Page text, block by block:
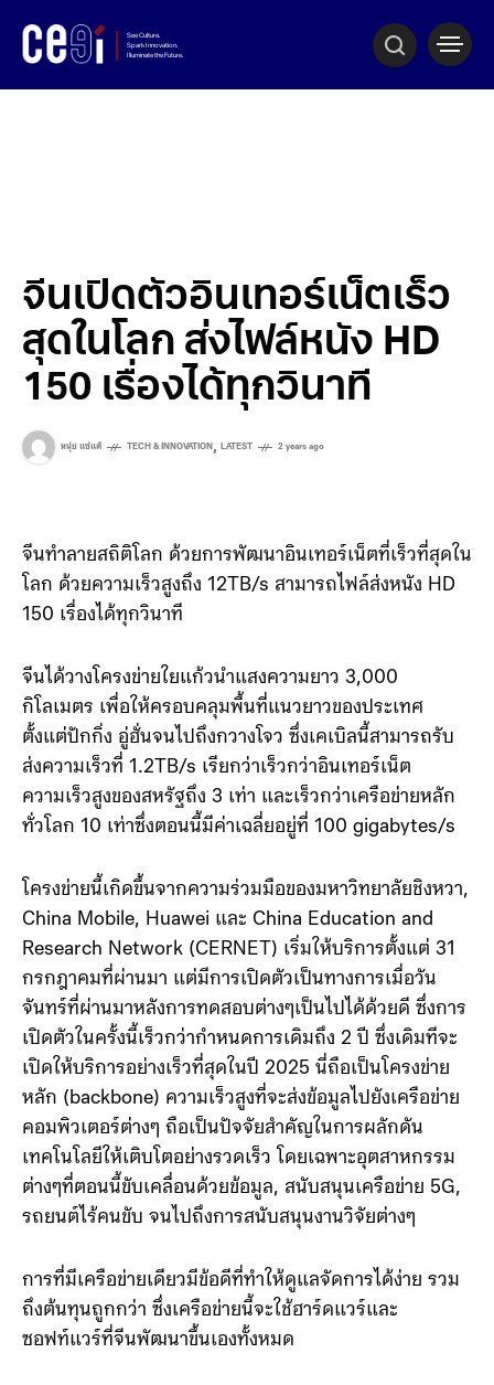
จีนเปิดตัวอินเทอร์เน็ตเร็ว
สุดในโลก ส่งไฟล์หนัง HD
150 เรื่องได้ทุกวินาที
หนุ่ย แซ่แต้ TECH & INNOVATION , LATEST 2 years ago
จีนทำลายสถิติโลก ด้วยการพัฒนาอินเทอร์เน็ตที่เร็วที่สุดใน
โลก ด้วยความเร็วสูงถึง 12TB/s สามารถไฟล์ส่งหนัง HD
150 เรื่องได้ทุกวินาที
จีนได้วางโครงข่ายใยแก้วนำแสงความยาว 3,000
กิโลเมตร เพื่อให้ครอบคลุมพื้นที่แนวยาวของประเทศ
ตั้งแต่ปักกิ่ง อู่ฮั่นจนไปถึงกวางโจว ซึ่งเคเบิลนี้สามารถรับ
ส่งความเร็วที่ 1.2TB/s เรียกว่าเร็วกว่าอินเทอร์เน็ต
ความเร็วสูงของสหรัฐถึง 3 เท่า และเร็วกว่าเครือข่ายหลัก
ทั่วโลก 10 เท่าซึ่งตอนนี้มีค่าเฉลี่ยอยู่ที่ 100 gigabytes/s
โครงข่ายนี้เกิดขึ้นจากความร่วมมือของมหาวิทยาลัยชิงหวา,
China Mobile, Huawei และ China Education and
Research Network (CERNET) เริ่มให้บริการตั้งแต่ 31
กรกฎาคมที่ผ่านมา แต่มีการเปิดตัวเป็นทางการเมื่อวัน
จันทร์ที่ผ่านมาหลังการทดสอบต่างๆเป็นไปได้ด้วยดี ซึ่งการ
เปิดตัวในครั้งนี้เร็วกว่ากำหนดการเดิมถึง 2 ปี ซึ่งเดิมทีจะ
เปิดให้บริการอย่างเร็วที่สุดในปี 2025 นี่ถือเป็นโครงข่าย
หลัก (backbone) ความเร็วสูงที่จะส่งข้อมูลไปยังเครือข่าย
คอมพิวเตอร์ต่างๆ ถือเป็นปัจจัยสำคัญในการผลักดัน
เทคโนโลยีให้เติบโตอย่างรวดเร็ว โดยเฉพาะอุตสาหกรรม
ต่างๆที่ตอนนี้ขับเคลื่อนด้วยข้อมูล, สนับสนุนเครือข่าย 5G,
รถยนต์ไร้คนขับ จนไปถึงการสนับสนุนงานวิจัยต่างๆ
การที่มีเครือข่ายเดียวมีข้อดีที่ทำให้ดูแลจัดการได้ง่าย รวม
ถึงต้นทุนถูกกว่า ซึ่งเครือข่ายนี้จะใช้ฮาร์ดแวร์และ
ซอฟท์แวร์ที่จีนพัฒนาขึ้นเองทั้งหมด